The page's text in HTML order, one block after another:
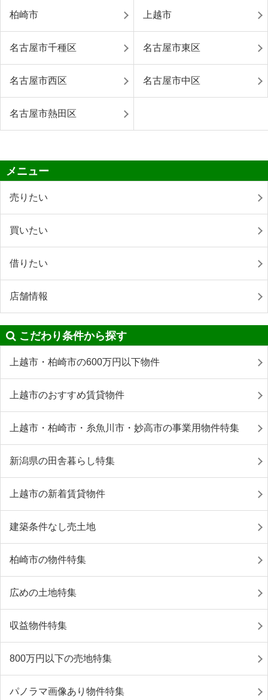
柏崎市 上越市
名古屋市千種区 名古屋市東区
名古屋市西区 名古屋市中区
名古屋市熱田区
メニュー
売りたい
買いたい
借りたい
店舗情報
こだわり条件から探す
上越市・柏崎市の600万円以下物件
上越市のおすすめ賃貸物件
上越市・柏崎市・糸魚川市・妙高市の事業用物件特集
新潟県の田舎暮らし特集
上越市の新着賃貸物件
建築条件なし売土地
柏崎市の物件特集
広めの土地特集
収益物件特集
800万円以下の売地特集
パノラマ画像あり物件特集